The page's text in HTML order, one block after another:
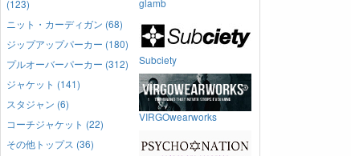
(123)
ニット・カーディガン (68)
ジップアップパーカー (180)
プルオーバーパーカー (312)
ジャケット (141)
スタジャン (6)
コーチジャケット (22)
その他トップス (36)
glamb
Subciety
VIRGOwearworks